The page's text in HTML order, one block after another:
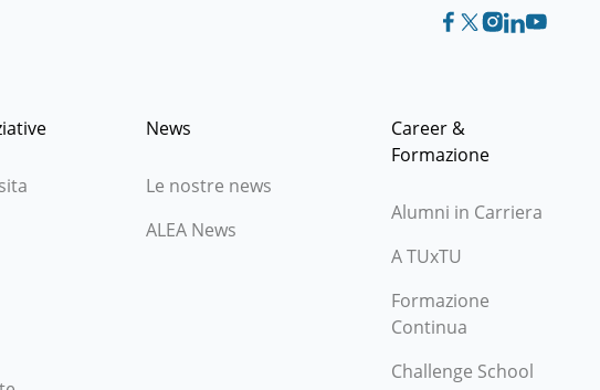
News
Le nostre news
ALEA News
Career &
Formazione
Alumni in Carriera
A TUxTU
Formazione
Continua
Challenge School